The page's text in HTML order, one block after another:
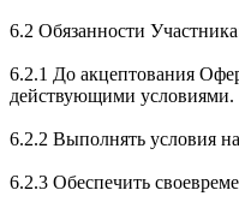
6.2 Обязанности
6.2.1 До акцептования
действующими условиями.
6.2.2 Выполнять условия
6.2.3 Обеспечить